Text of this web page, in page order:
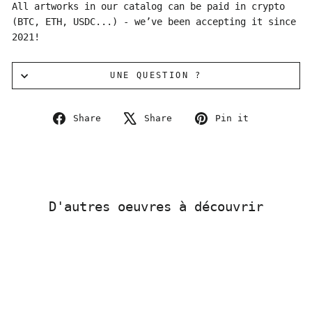
All artworks in our catalog can be paid in crypto
(BTC, ETH, USDC...) - we’ve been accepting it since
2021!
UNE QUESTION ?
Share
Share
Share
Tweet
Pin it
D'autres oeuvres à découvrir